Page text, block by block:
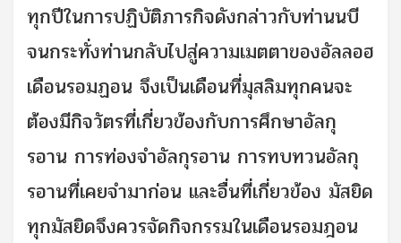
ทุกปีในการปฏิบัติภารกิจดังกล่าวกับท่านนบี
จนกระทั่งท่านกลับไปสู่ความเมตตาของอัลลอฮ
เดือนรอมฏอน จึงเป็นเดือนที่มุสลิมทุกคนจะ
ต้องมีกิจวัตรที่เกี่ยวข้องกับการศึกษาอัลกุ
รอาน การท่องจำอัลกุรอาน การทบทวนอัลกุ
รอานที่เคยจำมาก่อน และอื่นที่เกี่ยวข้อง มัสยิด
ทุกมัสยิดจึงควรจัดกิจกรรมในเดือนรอมฎอน